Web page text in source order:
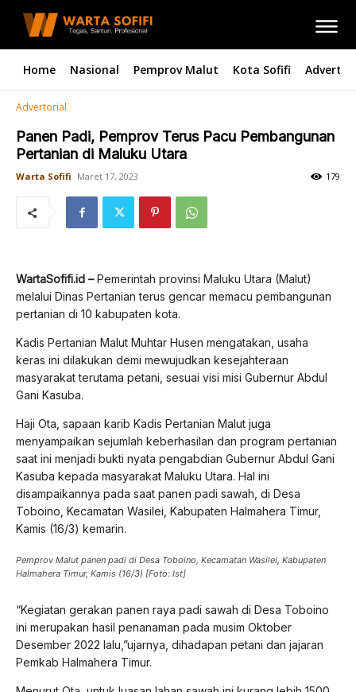
Home Nasional Pemprov Malut Kota Sofifi
Advertorial
Panen Padi, Pemprov Terus Pacu Pembangunan
Pertanian di Maluku Utara
Warta Sofifi Maret 17, 2023 179
WartaSofifi.id –Pemerintah provinsi Maluku Utara (Malut)
melalui Dinas Pertanian terus gencar memacu pembangunan
pertanian di 10 kabupaten kota.
Kadis Pertanian Malut Muhtar Husen mengatakan, usaha
keras ini dilakukan demi mewujudkan kesejahteraan
masyarakat terutama petani, sesuai visi misi Gubernur Abdul
Gani Kasuba.
Haji Ota, sapaan karib Kadis Pertanian Malut juga
menyampaikan sejumlah keberhasilan dan program pertanian
saat ini menjadi bukti nyata pengabdian Gubernur Abdul Gani
Kasuba kepada masyarakat Maluku Utara. Hal ini
disampaikannya pada saat panen padi sawah, di Desa
Toboino, Kecamatan Wasilei, Kabupaten Halmahera Timur,
Kamis (16/3) kemarin.
Pemprov Malut panen padi di Desa Toboino, Kecamatan Wasilei, Kabupaten
Halmahera Timur, Kamis (16/3) [Foto: Ist]
“Kegiatan gerakan panen raya padi sawah di Desa Toboino
ini merupakan hasil penanaman pada musim Oktober
Desember 2022 lalu,”ujarnya, dihadapan petani dan jajaran
Pemkab Halmahera Timur.